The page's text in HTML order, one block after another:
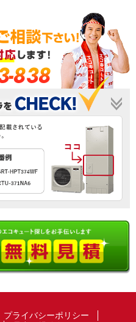
838
プライバシーポリシー